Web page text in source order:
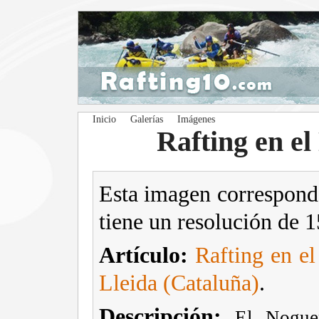
Inicio Galerías Imágenes
Rafting en el
Esta imagen
tiene un resolución de
Artículo: Rafting en
Lleida (Cataluña).